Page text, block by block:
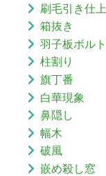
刷毛引き仕上
箱抜き
羽子板ボルト
柱割り
旗丁番
白華現象
鼻隠し
幅木
破風
嵌め殺し窓